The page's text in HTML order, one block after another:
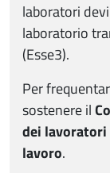
laboratori
laboratorio
(Esse3).
Per
sostenere il
dei lavoratori
lavoro.